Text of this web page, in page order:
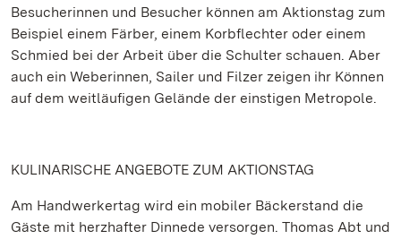
Besucherinnen und Besucher können am Aktionstag zum
Beispiel einem Färber, einem Korbflechter oder einem
Schmied bei der Arbeit über die Schulter schauen. Aber
auch ein Weberinnen, Sailer und Filzer zeigen ihr Können
auf dem weitläufigen Gelände der einstigen Metropole.
KULINARISCHE ANGEBOTE ZUM AKTIONSTAG
Am Handwerkertag wird ein mobiler Bäckerstand die
Gäste mit herzhafter Dinnede versorgen. Thomas Abt und